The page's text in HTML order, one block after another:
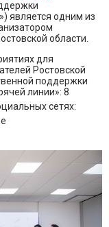
является одним из
области.
для
Ростовской
поддержки
линии»: 8
сетях: